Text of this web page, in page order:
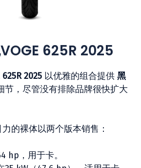
625R 2025
625R 2025 以优雅的组合提供 黑
节，尽管没有排除品牌很快扩大
的裸体以两个版本销售：
hp，用于卡。